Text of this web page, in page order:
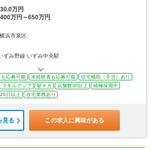
万円
400万円～650万円
浜市泉区
ずみ野線 いずみ中央駅
も応募可能 未経験者も応募可能
住宅補助（手当）あり
スキルアップ 駅チカ 店舗数30以上
積極採用中
日以上 在宅業務あり
見る この求人に興味がある